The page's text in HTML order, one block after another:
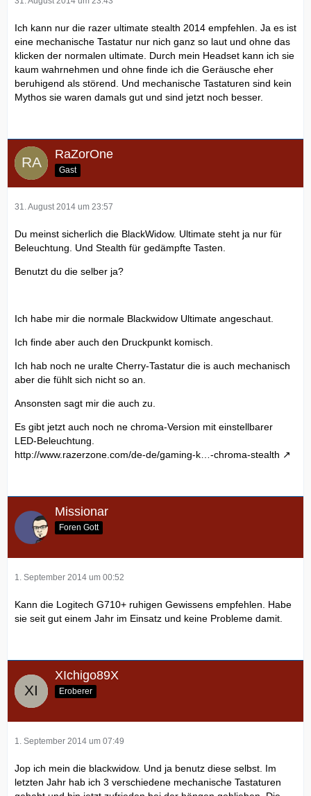
Ich kann nur die razer ultimate stealth 2014 empfehlen. Ja es ist
eine mechanische Tastatur nur nich ganz so laut und ohne das
klicken der normalen ultimate. Durch mein Headset kann ich sie
kaum wahrnehmen und ohne finde ich die Geräusche eher
beruhigend als störend. Und mechanische Tastaturen sind kein
Mythos sie waren damals gut und sind jetzt noch besser.
RaZorOne
Gast
31. August 2014 um 23:57
Du meinst sicherlich die BlackWidow. Ultimate steht ja nur für
Beleuchtung. Und Stealth für gedämpfte Tasten.
Benutzt du die selber ja?
Ich habe mir die normale Blackwidow Ultimate angeschaut.
Ich finde aber auch den Druckpunkt komisch.
Ich hab noch ne uralte Cherry-Tastatur die is auch mechanisch
aber die fühlt sich nicht so an.
Ansonsten sagt mir die auch zu.
Es gibt jetzt auch noch ne chroma-Version mit einstellbarer
LED-Beleuchtung.
http://www.razerzone.com/de-de/gaming-k…-chroma-stealth
Missionar
Foren Gott
1. September 2014 um 00:52
Kann die Logitech G710+ ruhigen Gewissens empfehlen. Habe
sie seit gut einem Jahr im Einsatz und keine Probleme damit.
XIchigo89X
Eroberer
1. September 2014 um 07:49
Jop ich mein die blackwidow. Und ja benutz diese selbst. Im
letzten Jahr hab ich 3 verschiedene mechanische Tastaturen